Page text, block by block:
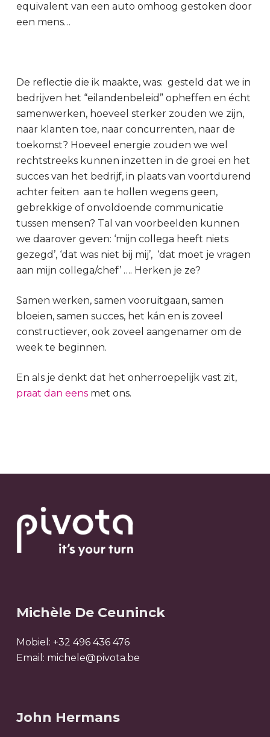
equivalent van een auto omhoog gestoken door
een mens…
De reflectie die ik maakte, was: gesteld dat we in
bedrijven het “eilandenbeleid” opheffen en écht
samenwerken, hoeveel sterker zouden we zijn,
naar klanten toe, naar concurrenten, naar de
toekomst? Hoeveel energie zouden we wel
rechtstreeks kunnen inzetten in de groei en het
succes van het bedrijf, in plaats van voortdurend
achter feiten aan te hollen wegens geen,
gebrekkige of onvoldoende communicatie
tussen mensen? Tal van voorbeelden kunnen
we daarover geven: ‘mijn collega heeft niets
gezegd’, ‘dat was niet bij mij’, ‘dat moet je vragen
aan mijn collega/chef’ …. Herken je ze?
Samen werken, samen vooruitgaan, samen
bloeien, samen succes, het kán en is zoveel
constructiever, ook zoveel aangenamer om de
week te beginnen.
En als je denkt dat het onherroepelijk vast zit,
praat dan eensmet ons.
Michèle De Ceuninck
Mobiel: +32 496 436 476
Email: michele@pivota.be
John Hermans